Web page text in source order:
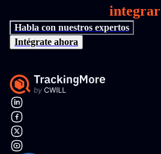
integrar
Habla con nuestros expertos
Intégrate ahora